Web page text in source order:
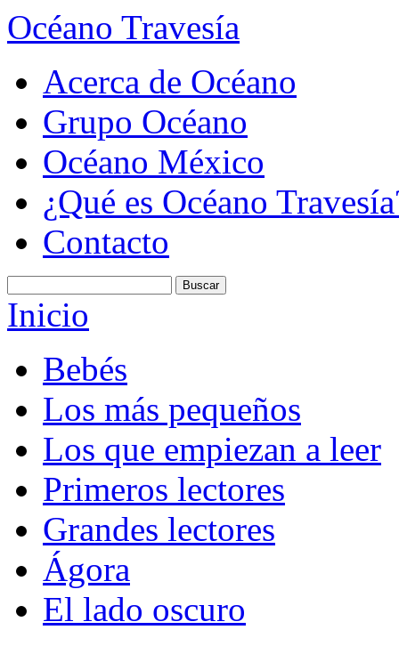
Océano Travesía
Acerca de Océano
Grupo Océano
Océano México
¿Qué es Océano
Contacto
Inicio
Bebés
Los más pequeños
Los que empiezan a leer
Primeros lectores
Grandes lectores
Ágora
El lado oscuro